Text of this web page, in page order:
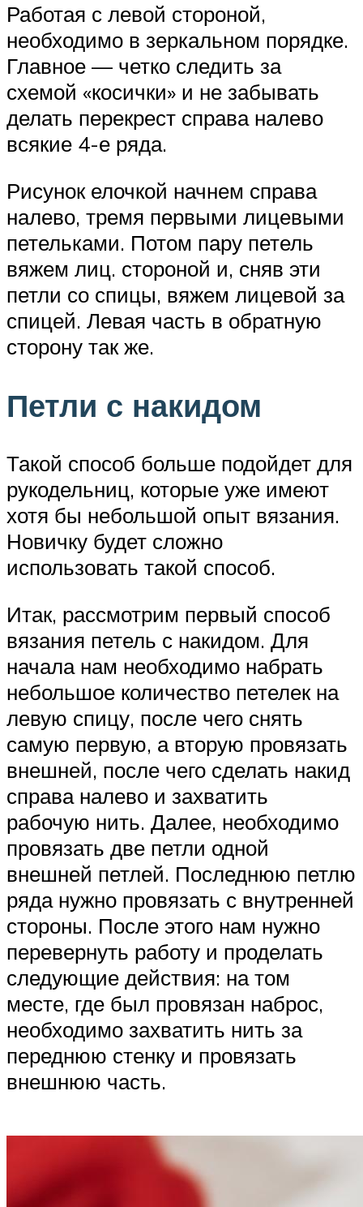
Работая с левой стороной,
необходимо в зеркальном порядке.
Главное — четко следить за
схемой «косички» и не забывать
делать перекрест справа налево
всякие 4-е ряда.
Рисунок елочкой начнем справа
налево, тремя первыми лицевыми
петельками. Потом пару петель
вяжем лиц. стороной и, сняв эти
петли со спицы, вяжем лицевой за
спицей. Левая часть в обратную
сторону так же.
Петли с накидом
Такой способ больше подойдет для
рукодельниц, которые уже имеют
хотя бы небольшой опыт вязания.
Новичку будет сложно
использовать такой способ.
Итак, рассмотрим первый способ
вязания петель с накидом. Для
начала нам необходимо набрать
небольшое количество петелек на
левую спицу, после чего снять
самую первую, а вторую провязать
внешней, после чего сделать накид
справа налево и захватить
рабочую нить. Далее, необходимо
провязать две петли одной
внешней петлей. Последнюю петлю
ряда нужно провязать с внутренней
стороны. После этого нам нужно
перевернуть работу и проделать
следующие действия: на том
месте, где был провязан наброс,
необходимо захватить нить за
переднюю стенку и провязать
внешнюю часть.